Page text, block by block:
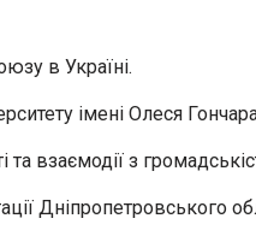
в Україні.
імені Олеся
взаємодії з
Дніпропетровського